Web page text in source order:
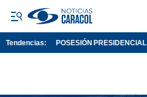
Tendencias: POSESIÓN PRESIDENCIAL